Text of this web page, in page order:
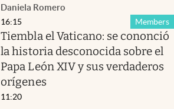
Daniela Romero
Members
16:15
Tiembla el Vaticano: se cononció
la historia desconocida sobre el
Papa León XIV y sus verdaderos
orígenes
11:20